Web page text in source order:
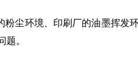
环境、印刷厂的油墨挥发
。